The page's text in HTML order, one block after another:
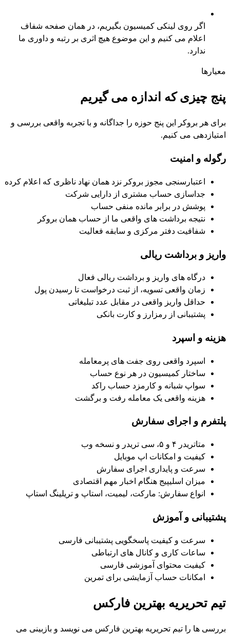
اگر روی لینکی کمیسیون بگیریم، در همان صفحه شفاف
اعلام می کنیم و این موضوع هیچ اثری بر رتبه و داوری ما
ندارد.
معیارها
پنج چیزی که اندازه می گیریم
برای هر بروکر این پنج حوزه را جداگانه و با تجربه واقعی بررسی و
امتیازدهی می کنیم.
رگوله و امنیت
اعتبارسنجی مجوز بروکر نزد همان نهاد ناظری که اعلام کرده
جداسازی حساب مشتری از دارایی شرکت
پوشش در برابر مانده منفی حساب
نتیجه برداشت های واقعی ما از حساب همان بروکر
شفافیت دفتر مرکزی و سابقه فعالیت
واریز و برداشت ریالی
درگاه های واریز و برداشت ریالی فعال
زمان واقعی تسویه، از ثبت درخواست تا رسیدن پول
حداقل واریز واقعی در مقابل عدد تبلیغاتی
پشتیبانی از رمزارز و کارت بانکی
هزینه و اسپرد
اسپرد واقعی روی جفت های پرمعامله
ساختار کمیسیون در هر نوع حساب
سواپ شبانه و کارمزد حساب راکد
هزینه واقعی یک معامله رفت و برگشت
پلتفرم و اجرای سفارش
متاتریدر ۴ و ۵، سی تریدر و نسخه وب
کیفیت و امکانات اپ موبایل
سرعت و پایداری اجرای سفارش
میزان اسلیپیج هنگام اخبار مهم اقتصادی
انواع سفارش: مارکت، لیمیت، استاپ و تریلینگ استاپ
پشتیبانی و آموزش
سرعت و کیفیت پاسخگویی پشتیبانی فارسی
ساعات کاری و کانال های ارتباطی
کیفیت محتوای آموزشی فارسی
امکانات حساب آزمایشی برای تمرین
تیم تحریریه بهترین فارکس
بررسی ها را تیم تحریریه بهترین فارکس می نویسد و بازبینی می